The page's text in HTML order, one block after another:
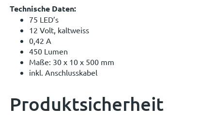
Technische Daten:
75 LED’s
12 Volt, kaltweiss
0,42 A
450 Lumen
Maße: 30 x 10 x 500 mm
inkl. Anschlusskabel
Produktsicherheit